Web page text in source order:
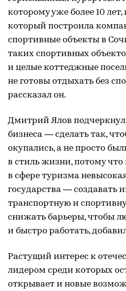
которому уже более 10
который построила
спортивные объекты в
таких спортивных
и целые коттеджные
не готовы отдыхать без
рассказал он.
Дмитрий Ялов
бизнеса — сделать так,
окупались, а не просто
в стиль жизни, потому что
в сфере туризма
государства — создавать
транспортную и
снижать барьеры, чтобы
и быстро работать,
Растущий интерес к
лидером среди которых
открывает и новые